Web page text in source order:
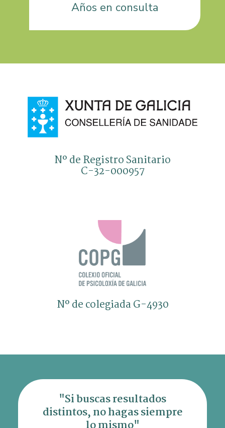
Años en consulta
Nº de Registro Sanitario
C-32-000957
Nº de colegiada G-4930
"Si buscas resultados
distintos, no hagas siempre